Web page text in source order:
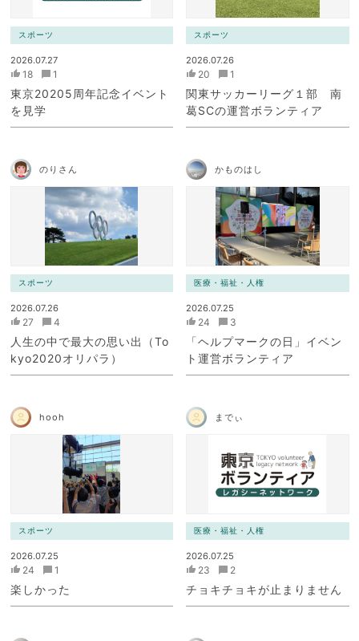
スポーツ
2026.07.27
18 1
東京20205周年記念イベント
を見学
スポーツ
2026.07.26
20 1
関東サッカーリーグ１部 南
葛SCの運営ボランティア
のりさん
スポーツ
2026.07.26
27 4
人生の中で最大の思い出（To
kyo2020オリパラ）
かものはし
医療・福祉・人権
2026.07.25
24 3
「ヘルプマークの日」イベン
ト運営ボランティア
hooh
スポーツ
2026.07.25
24 1
楽しかった
までぃ
医療・福祉・人権
2026.07.25
23 2
チョキチョキが止まりません